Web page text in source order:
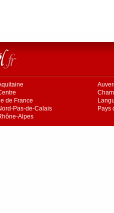
Ile de France
Pas-de-Calais
Pays
Alpes